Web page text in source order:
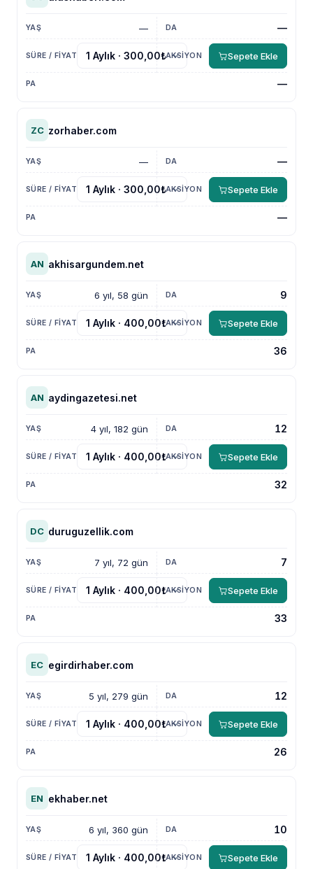
— —
—
Sepete Ekle
ZC zorhaber.com
— —
—
Sepete Ekle
AN akhisargundem.net
6 yıl, 58 gün 9
36
Sepete Ekle
AN aydingazetesi.net
4 yıl, 182 gün 12
32
Sepete Ekle
DC duruguzellik.com
7 yıl, 72 gün 7
33
Sepete Ekle
EC egirdirhaber.com
5 yıl, 279 gün 12
26
Sepete Ekle
EN ekhaber.net
6 yıl, 360 gün 10
Sepete Ekle